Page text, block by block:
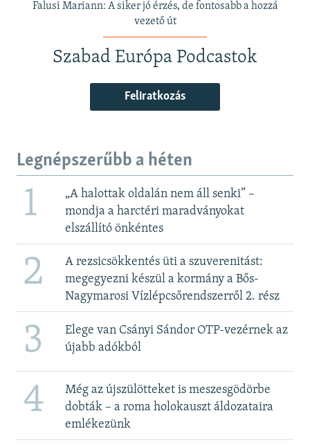
Falusi Mariann: A siker jó érzés, de fontosabb a hozzá
vezető út
Szabad Európa Podcastok
Feliratkozás
Legnépszerűbb a héten
1
„A halottak oldalán nem áll senki” –
mondja a harctéri maradványokat
elszállító önkéntes
2
A rezsicsökkentés üti a szuverenitást:
megegyezni készül a kormány a Bős-
Nagymarosi Vízlépcsőrendszerről 2. rész
3
Elege van Csányi Sándor OTP-vezérnek az
újabb adókból
4
Még az újszülötteket is meszesgödörbe
dobták – a roma holokauszt áldozataira
emlékezünk